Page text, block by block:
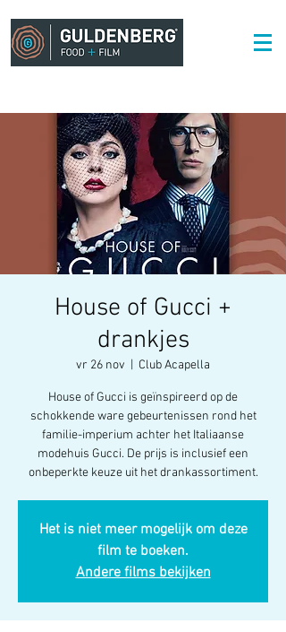
House of Gucci +
drankjes
vr 26 nov Club Acapella
House of Gucci is geïnspireerd op de
schokkende ware gebeurtenissen rond het
familie-imperium achter het Italiaanse
modehuis Gucci. De prijs is inclusief een
onbeperkte keuze uit het drankassortiment.
Het is niet meer mogelijk om deze
film te boeken.
Andere films bekijken